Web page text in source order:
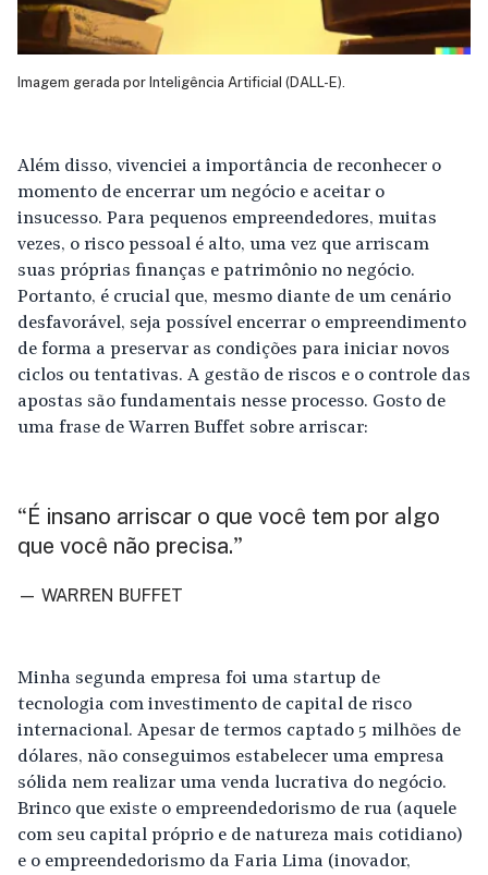
Imagem gerada por Inteligência Artificial (DALL-E).
Além disso, vivenciei a importância de reconhecer o
momento de encerrar um negócio e aceitar o
insucesso. Para pequenos empreendedores, muitas
vezes, o risco pessoal é alto, uma vez que arriscam
suas próprias finanças e patrimônio no negócio.
Portanto, é crucial que, mesmo diante de um cenário
desfavorável, seja possível encerrar o empreendimento
de forma a preservar as condições para iniciar novos
ciclos ou tentativas. A gestão de riscos e o controle das
apostas são fundamentais nesse processo. Gosto de
uma frase de Warren Buffet sobre arriscar:
“É insano arriscar o que você tem por algo
que você não precisa.”
— WARREN BUFFET
Minha segunda empresa foi uma startup de
tecnologia com investimento de capital de risco
internacional. Apesar de termos captado 5 milhões de
dólares, não conseguimos estabelecer uma empresa
sólida nem realizar uma venda lucrativa do negócio.
Brinco que existe o empreendedorismo de rua (aquele
com seu capital próprio e de natureza mais cotidiano)
e o empreendedorismo da Faria Lima (inovador,